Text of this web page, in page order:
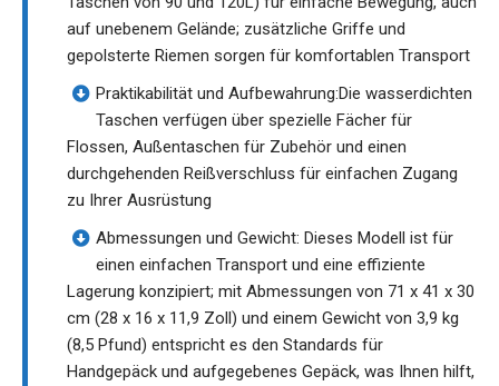
auf unebenem Gelände; zusätzliche Griffe und
gepolsterte Riemen sorgen für komfortablen Transport
Praktikabilität und Aufbewahrung:Die wasserdichten
Taschen verfügen über spezielle Fächer für
Flossen, Außentaschen für Zubehör und einen
durchgehenden Reißverschluss für einfachen Zugang
zu Ihrer Ausrüstung
Abmessungen und Gewicht: Dieses Modell ist für
einen einfachen Transport und eine effiziente
Lagerung konzipiert; mit Abmessungen von 71 x 41 x 30
cm (28 x 16 x 11,9 Zoll) und einem Gewicht von 3,9 kg
(8,5 Pfund) entspricht es den Standards für
Handgepäck und aufgegebenes Gepäck, was Ihnen hilft,